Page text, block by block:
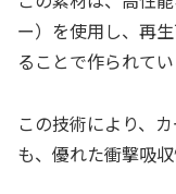
ー）を使用し、再
ることで作られてい
この技術により、
も、優れた衝撃吸